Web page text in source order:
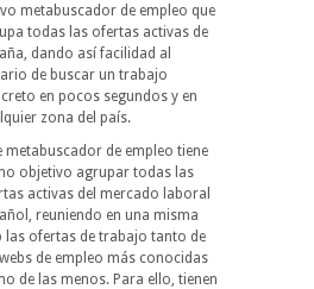
metabuscador de empleo que
todas las ofertas activas de
dando así facilidad al
de buscar un trabajo
en pocos segundos y en
zona del país.
metabuscador de empleo tiene
objetivo agrupar todas las
activas del mercado laboral
reuniendo en una misma
las ofertas de trabajo tanto de
webs de empleo más conocidas
de las menos. Para ello, tienen